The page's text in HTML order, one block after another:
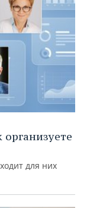
для них